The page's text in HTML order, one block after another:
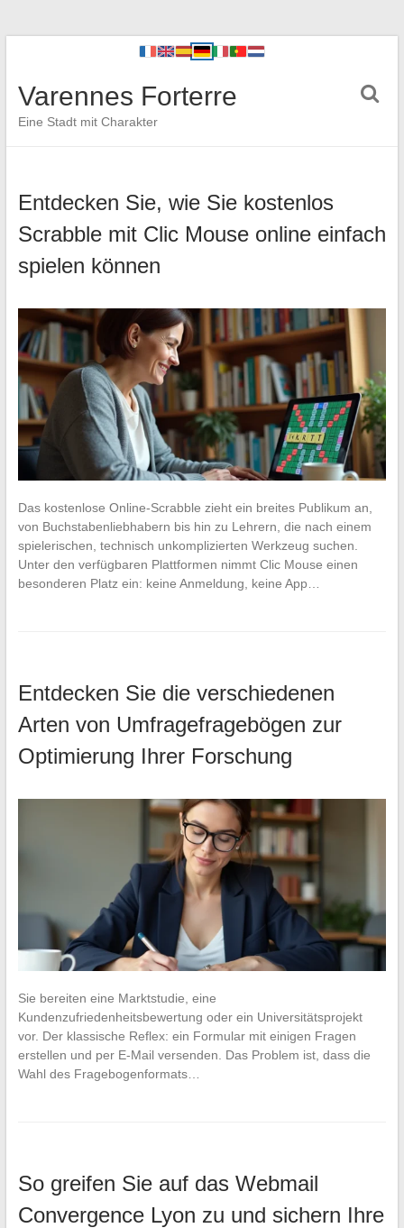
Varennes Forterre
Eine Stadt mit Charakter
Entdecken Sie, wie Sie kostenlos
Scrabble mit Clic Mouse online einfach
spielen können
Das kostenlose Online-Scrabble zieht ein breites Publikum an,
von Buchstabenliebhabern bis hin zu Lehrern, die nach einem
spielerischen, technisch unkomplizierten Werkzeug suchen.
Unter den verfügbaren Plattformen nimmt Clic Mouse einen
besonderen Platz ein: keine Anmeldung, keine App…
Entdecken Sie die verschiedenen
Arten von Umfragefragebögen zur
Optimierung Ihrer Forschung
Sie bereiten eine Marktstudie, eine
Kundenzufriedenheitsbewertung oder ein Universitätsprojekt
vor. Der klassische Reflex: ein Formular mit einigen Fragen
erstellen und per E-Mail versenden. Das Problem ist, dass die
Wahl des Fragebogenformats…
So greifen Sie auf das Webmail
Convergence Lyon zu und sichern Ihre